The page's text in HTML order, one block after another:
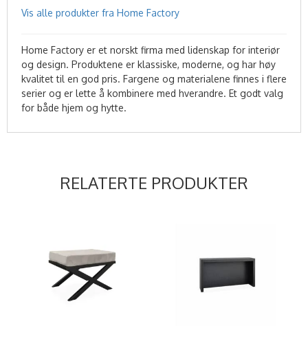
Vis alle produkter fra Home Factory
Home Factory er et norskt firma med lidenskap for interiør
og design. Produktene er klassiske, moderne, og har høy
kvalitet til en god pris. Fargene og materialene finnes i flere
serier og er lette å kombinere med hverandre. Et godt valg
for både hjem og hytte.
RELATERTE PRODUKTER